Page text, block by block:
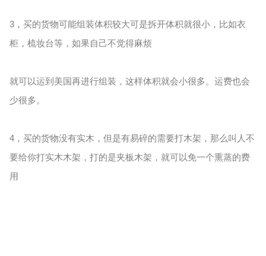
3，买的货物可能组装体积较大可是拆开体积就很小，比如衣
柜，梳妆台等，如果自己不觉得麻烦
就可以运到美国再进行组装，这样体积就会小很多。运费也会
少很多。
4，买的货物没有实木，但是有易碎的需要打木架，那么叫人不
要给你打实木木架，打的是夹板木架，就可以免一个熏蒸的费
用